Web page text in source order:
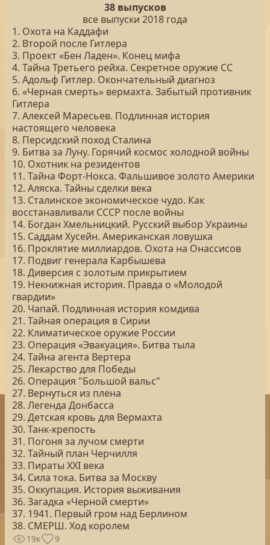
38 выпусков
все выпуски 2018 года
1. Охота на Каддафи
2. Второй после Гитлера
3. Проект «Бен Ладен». Конец мифа
4. Тайна Третьего рейха. Секретное оружие СС
5. Адольф Гитлер. Окончательный диагноз
6. «Черная смерть» вермахта. Забытый противник
Гитлера
7. Алексей Маресьев. Подлинная история
настоящего человека
8. Персидский поход Сталина
9. Битва за Луну. Горячий космос холодной войны
10. Охотник на резидентов
11. Тайна Форт-Нокса. Фальшивое золото Америки
12. Аляска. Тайны сделки века
13. Сталинское экономическое чудо. Как
восстанавливали СССР после войны
14. Богдан Хмельницкий. Русский выбор Украины
15. Саддам Хусейн. Американская ловушка
16. Проклятие миллиардов. Охота на Онассисов
17. Подвиг генерала Карбышева
18. Диверсия с золотым прикрытием
19. Некнижная история. Правда о «Молодой
гвардии»
20. Чапай. Подлинная история комдива
21. Тайная операция в Сирии
22. Климатическое оружие России
23. Операция «Эвакуация». Битва тыла
24. Тайна агента Вертера
25. Лекарство для Победы
26. Операция "Большой вальс"
27. Вернуться из плена
28. Легенда Донбасса
29. Детская кровь для Вермахта
30. Танк-крепость
31. Погоня за лучом смерти
32. Тайный план Черчилля
33. Пираты ХХI века
34. Сила тока. Битва за Москву
35. Оккупация. История выживания
36. Загадка «Черной смерти»
37. 1941. Первый гром над Берлином
38. СМЕРШ. Ход королем
19к 9